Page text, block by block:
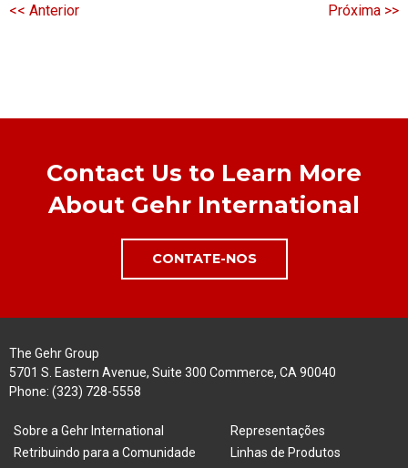
<< Anterior Próxima >>
Contact Us to Learn More
About Gehr International
CONTATE-NOS
The Gehr Group
5701 S. Eastern Avenue, Suite 300 Commerce, CA 90040
Phone: (323) 728-5558
Sobre a Gehr International
Representações
Retribuindo para a Comunidade
Linhas de Produtos